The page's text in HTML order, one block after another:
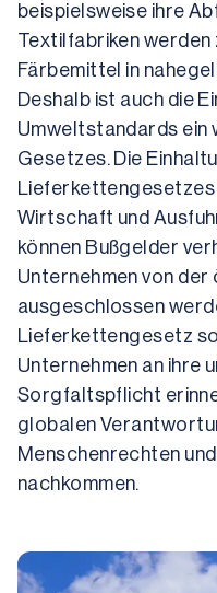
beispielsweise ihre
Textilfabriken werden
Färbemittel in
Deshalb ist auch die
Umweltstandards ein
Gesetzes. Die
Lieferkettengesetzes
Wirtschaft und
können Bußgelder
Unternehmen von
ausgeschlossen
Lieferkettengesetz
Unternehmen an ihre
Sorgfaltspflicht
globalen
Menschenrechten
nachkommen.